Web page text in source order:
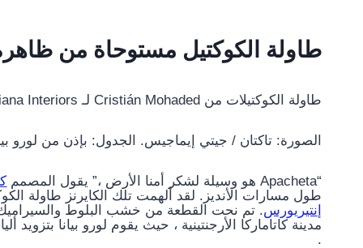
طاولة الكوكتيل مستوحاة من
طاولة الكوكتيلات من Cristián Mohaded لـ Loro Piana Interiors.
الصورة: تاكتان / جيتي إيماجيس. الجدول: بإذن من لورو
“Apacheta هو وسيلة لشكر أمنا الأرض ،” يقول المصمم
طول مسارات الأنديز. لقد ألهمت تلك الكايرنز طاولة
إنتيريورس. تم نحت القطعة من خشب البلوط والسيراميك
مدينة كاتاماركا الأرجنتينية ، حيث يقوم لورو بيانا
.